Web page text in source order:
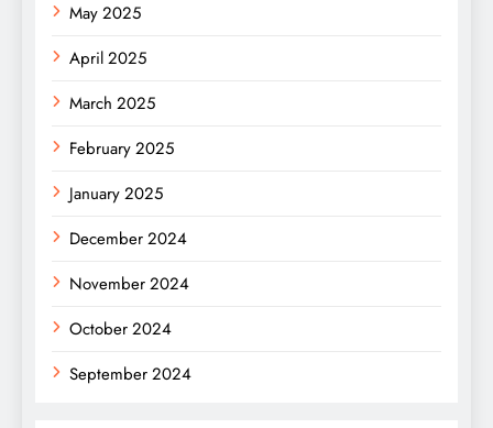
May 2025
April 2025
March 2025
February 2025
January 2025
December 2024
November 2024
October 2024
September 2024